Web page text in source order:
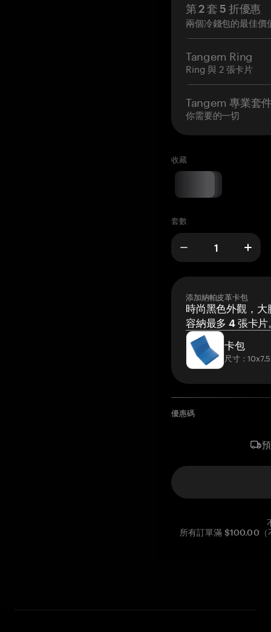
第 2 套 5 折優惠
兩個冷錢包的最佳價
Tangem Ring
Ring 與 2 張卡片
Tangem 專業套
你需要的一切
收藏
套數
添加納帕皮革卡包
時尚黑色外觀，大
容納最多 4 張卡片
卡包
尺寸：
優惠碼
所有訂單滿 $100.00（